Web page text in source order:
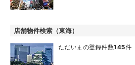
店舗物件検索（東海）
ただいまの登録件数145件